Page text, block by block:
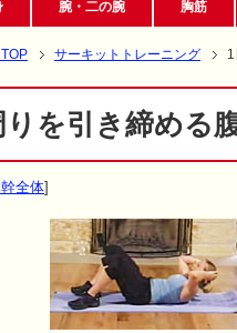
腕・二の腕 胸筋
サーキットトレーニング
を引き締める
全体]